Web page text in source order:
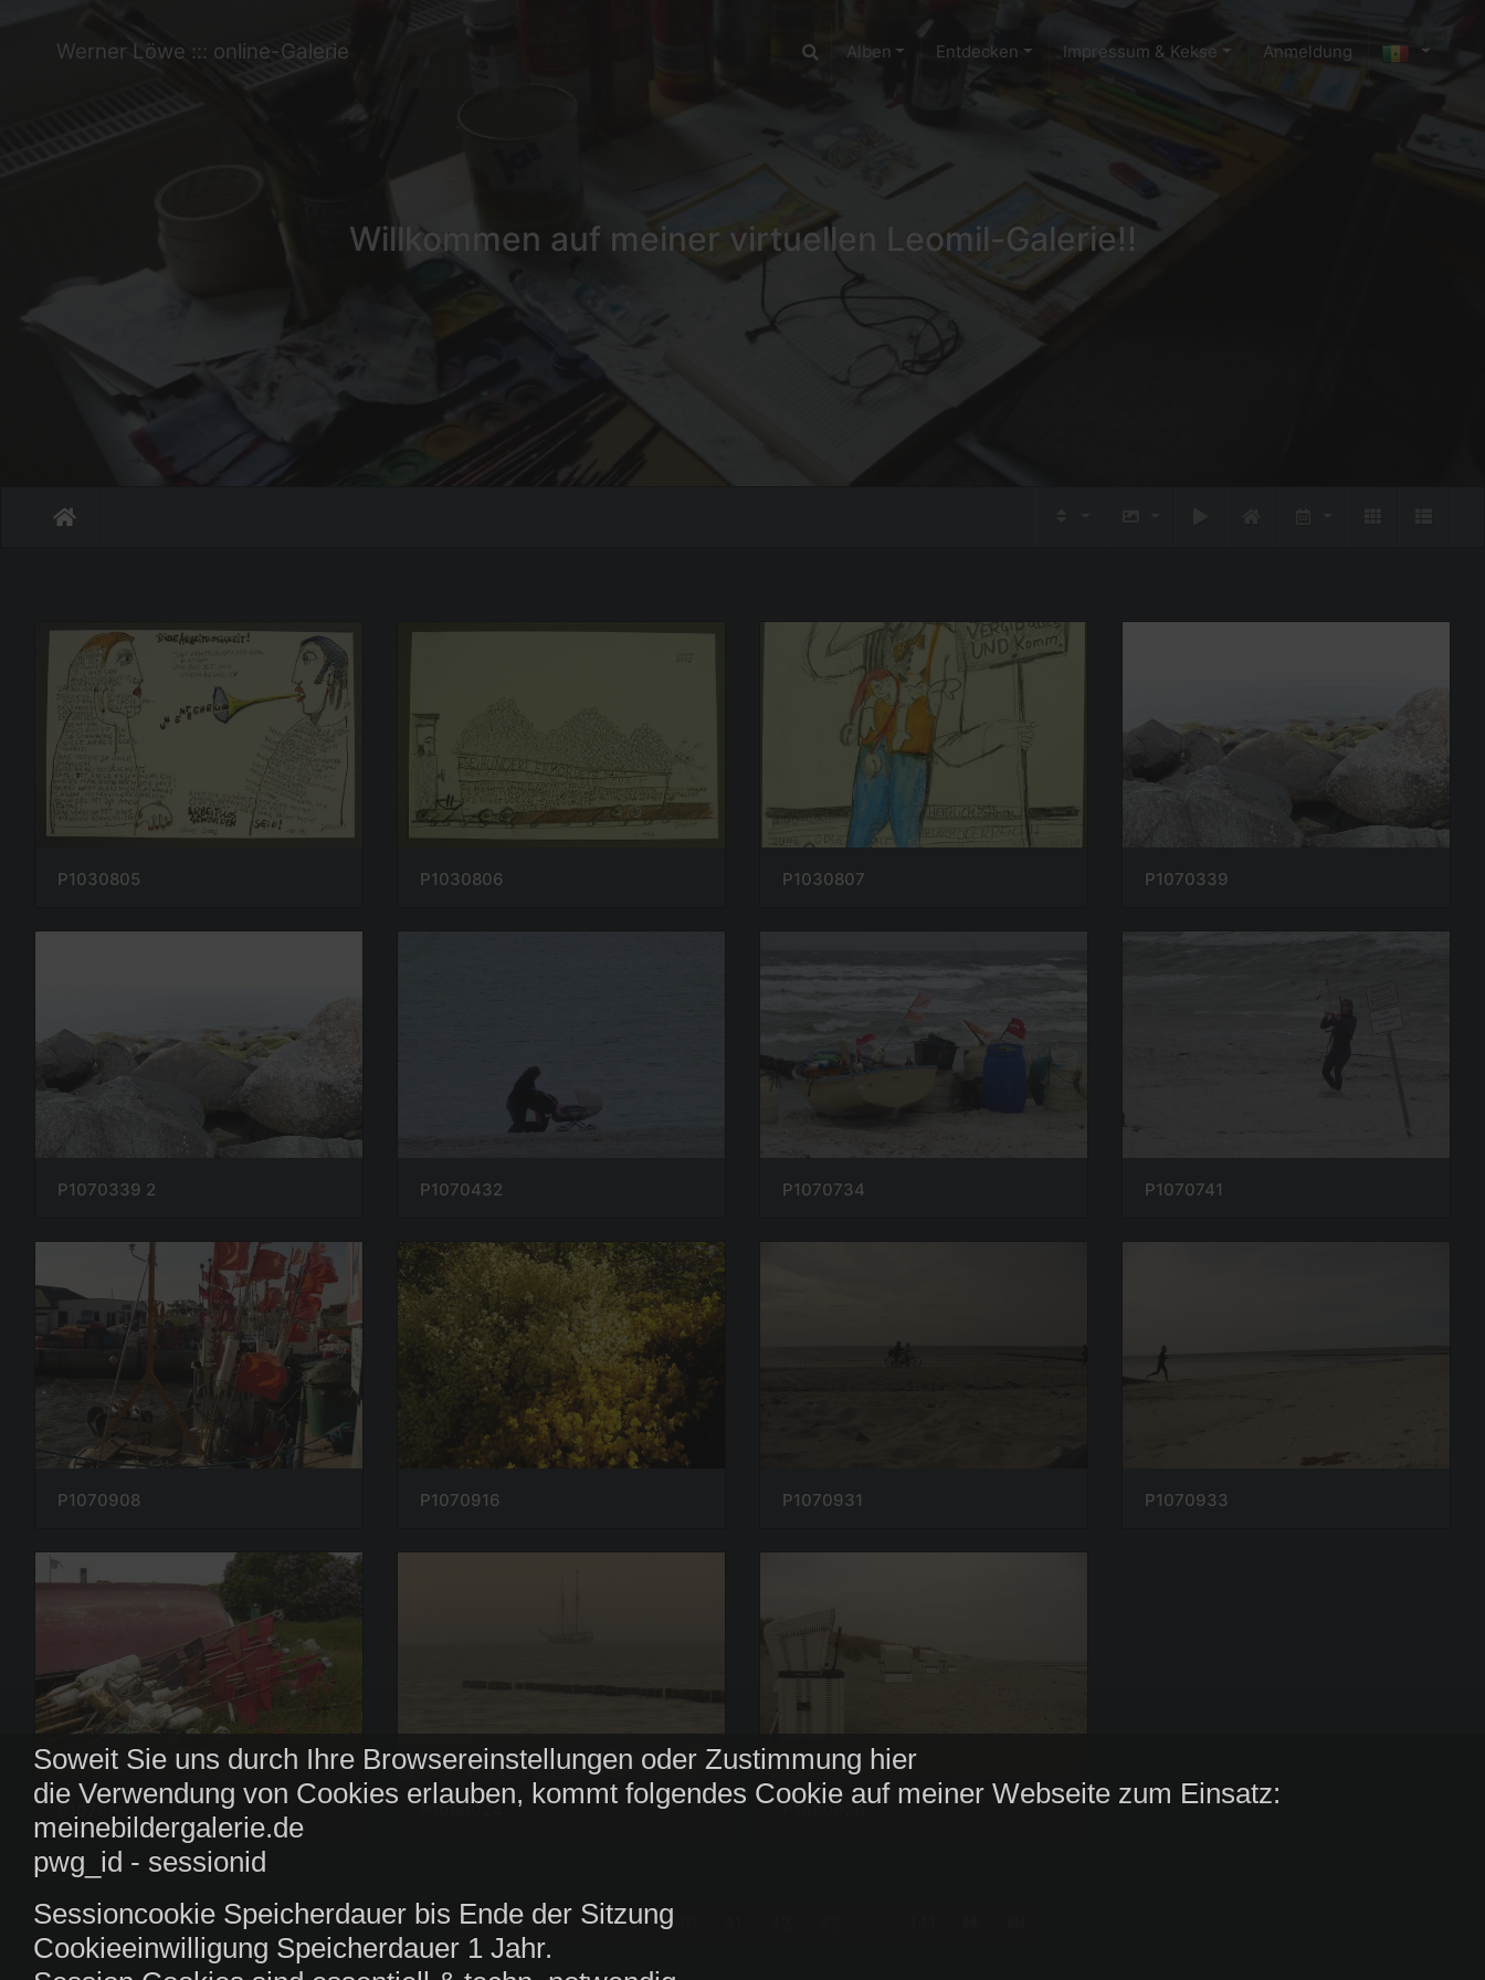
Werner Löwe ::: online-Galerie Alben Entdecken Impressum & Kekse Anmeldung
Willkommen auf meiner virtuellen Leomil-Galerie!!
Soweit Sie uns durch Ihre Browsereinstellungen oder Zustimmung hier
die Verwendung von Cookies erlauben, kommt folgendes Cookie auf meiner Webseite zum Einsatz:
meinebildergalerie.de
pwg_id - sessionid
Sessioncookie Speicherdauer bis Ende der Sitzung
Cookieeinwilligung Speicherdauer 1 Jahr.
P1030805 P1030806 P1030807 P1070339
P1070339 2 P1070432 P1070734 P1070741
P1070908 P1070916 P1070931 P1070933
P1070992 P1080024 P1080026
1 ... 39